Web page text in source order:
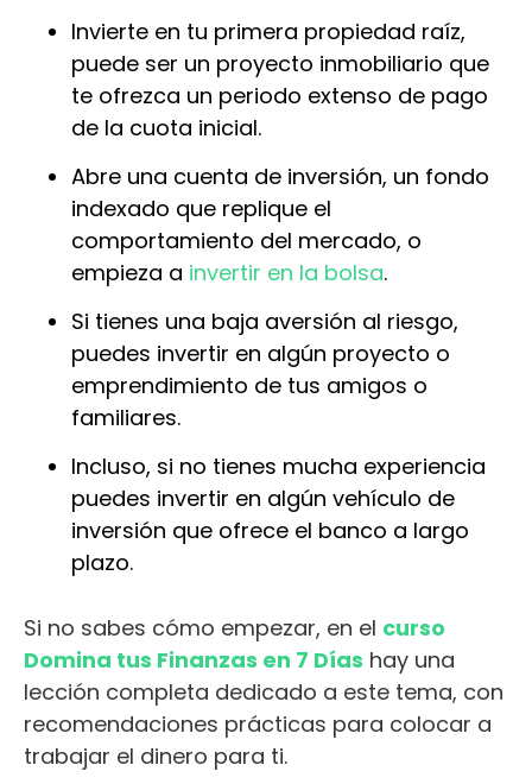
Invierte en tu primera propiedad raíz,
puede ser un proyecto inmobiliario que
te ofrezca un periodo extenso de pago
de la cuota inicial.
Abre una cuenta de inversión, un fondo
indexado que replique el
comportamiento del mercado, o
empieza a invertir en la bolsa.
Si tienes una baja aversión al riesgo,
puedes invertir en algún proyecto o
emprendimiento de tus amigos o
familiares.
Incluso, si no tienes mucha experiencia
puedes invertir en algún vehículo de
inversión que ofrece el banco a largo
plazo.
Si no sabes cómo empezar, en el curso
Domina tus Finanzas en 7 Días hay una
lección completa dedicado a este tema, con
recomendaciones prácticas para colocar a
trabajar el dinero para ti.